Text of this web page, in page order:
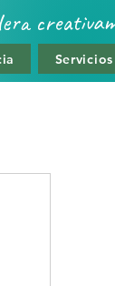
Servicios